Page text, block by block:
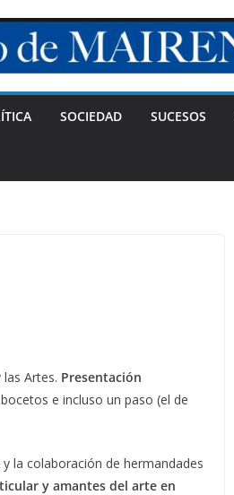
SOCIEDAD SUCESOS
Artes. Presentación
e incluso un paso (el de
la colaboración de hermandades
y amantes del arte en